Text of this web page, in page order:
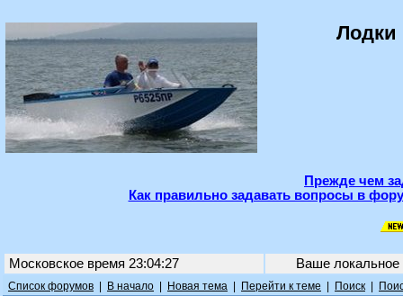
Лодки
Прежде чем
Как правильно задавать вопросы в
Московское время 23:04:27 Ваше
Список форумов В начало Новая тема Перейти к теме Поиск